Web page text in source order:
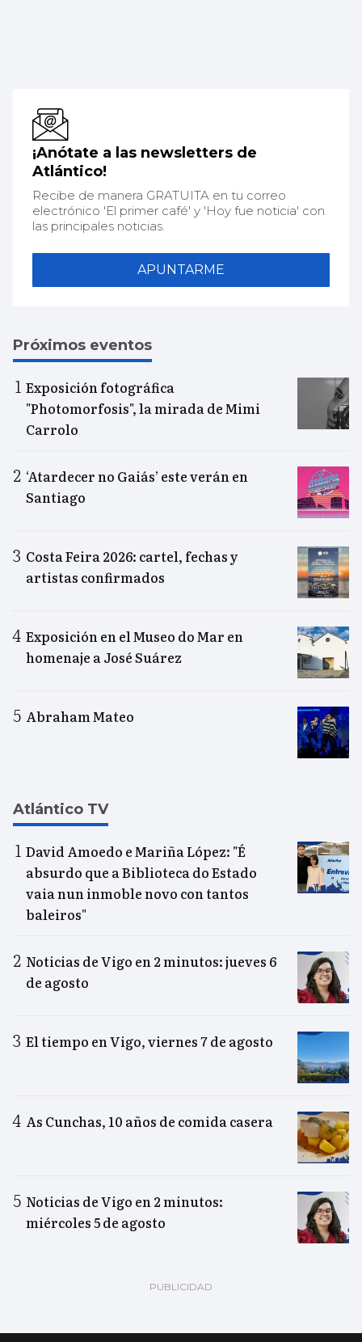
¡Anótate a las newsletters de
Atlántico!
Recibe de manera GRATUITA en tu correo
electrónico 'El primer café' y 'Hoy fue noticia' con
las principales noticias.
APUNTARME
Próximos eventos
Exposición fotográfica
"Photomorfosis", la mirada de Mimi
Carrolo
‘Atardecer no Gaiás’ este verán en
Santiago
Costa Feira 2026: cartel, fechas y
artistas confirmados
Exposición en el Museo do Mar en
homenaje a José Suárez
Abraham Mateo
Atlántico TV
David Amoedo e Mariña López: "É
absurdo que a Biblioteca do Estado
vaia nun inmoble novo con tantos
baleiros"
Noticias de Vigo en 2 minutos: jueves 6
de agosto
El tiempo en Vigo, viernes 7 de agosto
As Cunchas, 10 años de comida casera
Noticias de Vigo en 2 minutos:
miércoles 5 de agosto